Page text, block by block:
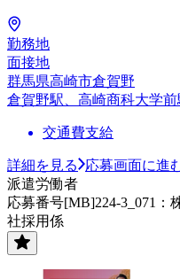
勤務地
面接地
群馬県高崎市倉賀野
倉賀野駅、高崎商科大学前
交通費支給
詳細を見る
応募画面に進
派遣労働者
応募番号[MB]224-3_071
社採用係